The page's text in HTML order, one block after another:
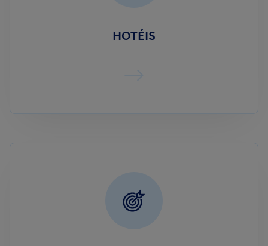
HOTÉIS